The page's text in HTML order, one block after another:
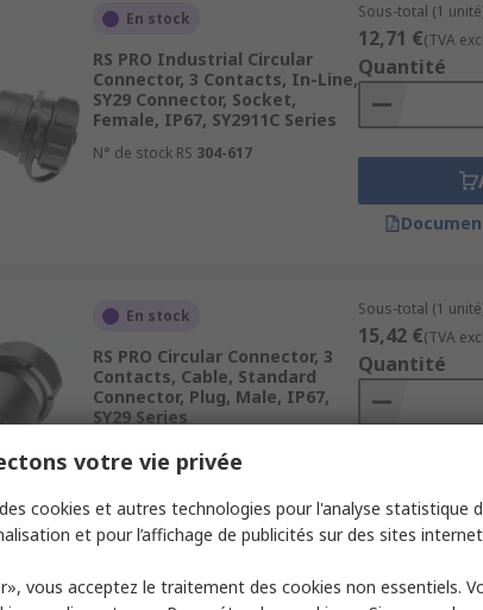
En stock
RS PRO Industrial Circular
Connector, 3 Contacts, In-Line,
SY29 Connector, Socket,
Female, IP67, SY2911C Series
N° de stock RS 304-617
Sous-total (1
12,71 €(TVA
Quantité
En stock
RS PRO Circular Connector, 3
Contacts, Cable, Standard
Connector, Plug, Male, IP67,
SY29 Series
N° de stock RS 250-6152
Sous-total (1
15,42 €(TVA
Quantité
Sous-total (1
votre vie privée
cookies et autres technologies pour l'analyse statistique
et pour l’affichage de publicités sur des sites
vous acceptez le traitement des cookies non essentiels.